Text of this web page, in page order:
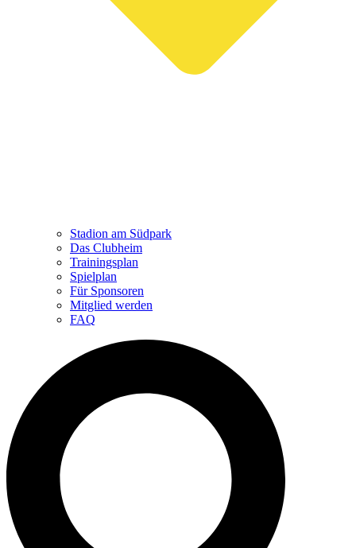
Stadion am Südpark
Das Clubheim
Trainingsplan
Spielplan
Für Sponsoren
Mitglied werden
FAQ